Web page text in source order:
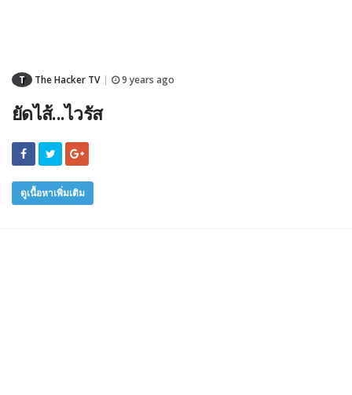
T The Hacker TV 9 years ago
ยัดไส้...ไวรัส
ดูเนื้อหาเพิ่มเติม